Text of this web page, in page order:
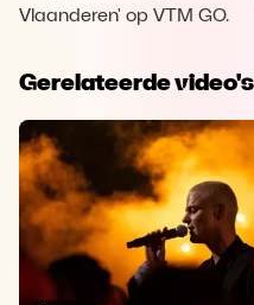
Vlaanderen' op VTM GO.
Gerelateerde video's